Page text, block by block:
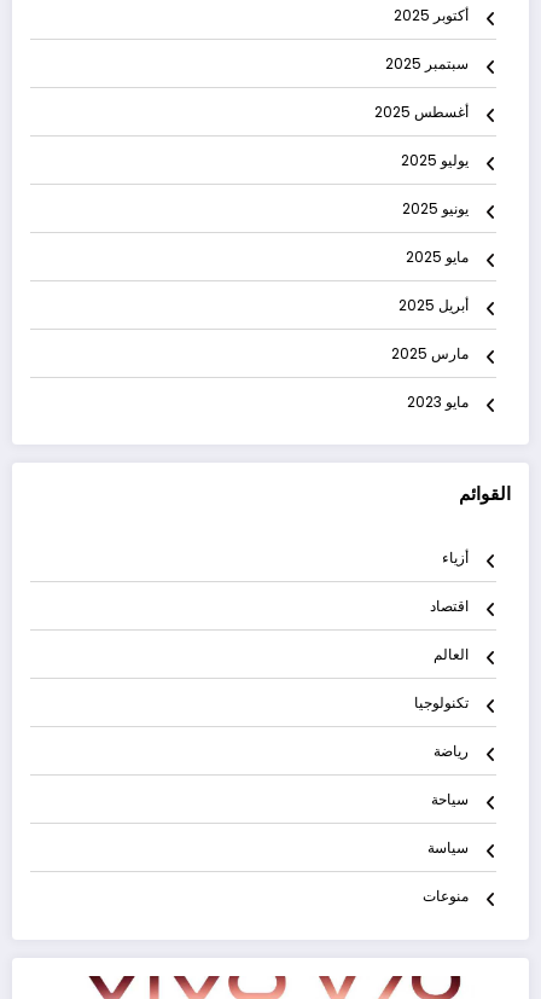
أكتوبر 2025
سبتمبر 2025
أغسطس 2025
يوليو 2025
يونيو 2025
مايو 2025
أبريل 2025
مارس 2025
مايو 2023
القوائم
أزياء
اقتصاد
العالم
تكنولوجيا
رياضة
سياحة
سياسة
منوعات